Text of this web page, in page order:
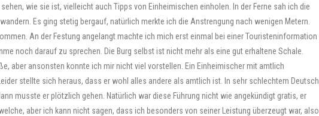
wie sie ist, vielleicht auch Tipps von Einheimischen einholen. In der Ferne sah ich die
Es ging stetig bergauf, natürlich merkte ich die Anstrengung nach wenigen Metern.
An der Festung angelangt machte ich mich erst einmal bei einer Touristeninformation
noch darauf zu sprechen. Die Burg selbst ist nicht mehr als eine gut erhaltene Schale.
aber ansonsten konnte ich mir nicht viel vorstellen. Ein Einheimischer mit amtlich
stellte sich heraus, dass er wohl alles andere als amtlich ist. In sehr schlechtem Deutsch
musste er plötzlich gehen. Natürlich war diese Führung nicht wie angekündigt gratis, er
aber ich kann nicht sagen, dass ich besonders von seiner Leistung überzeugt war, also